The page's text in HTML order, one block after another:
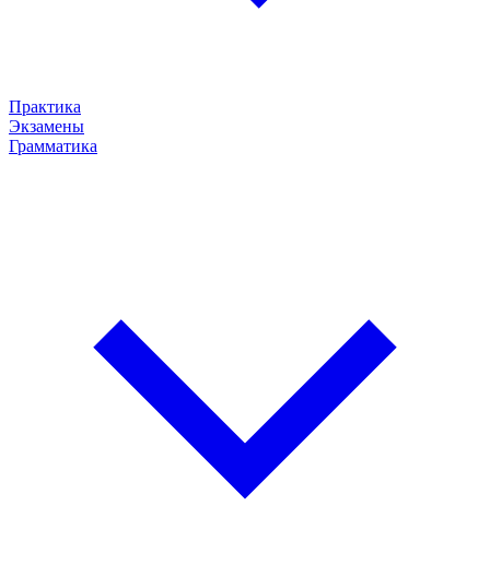
Практика
Экзамены
Грамматика